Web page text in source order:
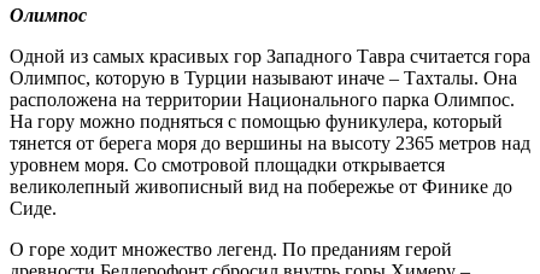
Олимпос
Одной из самых красивых гор Западного Тавра считается гора
Олимпос, которую в Турции называют иначе – Тахталы. Она
расположена на территории Национального парка Олимпос.
На гору можно подняться с помощью фуникулера, который
тянется от берега моря до вершины на высоту 2365 метров над
уровнем моря. Со смотровой площадки открывается
великолепный живописный вид на побережье от Финике до
Сиде.
О горе ходит множество легенд. По преданиям герой